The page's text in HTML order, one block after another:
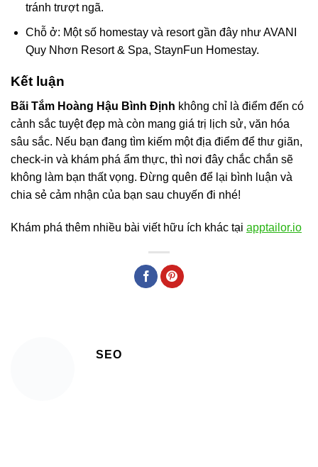
tránh trượt ngã.
Chỗ ở: Một số homestay và resort gần đây như AVANI
Quy Nhơn Resort & Spa, StaynFun Homestay.
Kết luận
Bãi Tắm Hoàng Hậu Bình Định không chỉ là điểm đến có
cảnh sắc tuyệt đẹp mà còn mang giá trị lịch sử, văn hóa
sâu sắc. Nếu bạn đang tìm kiếm một địa điểm để thư giãn,
check-in và khám phá ẩm thực, thì nơi đây chắc chắn sẽ
không làm bạn thất vọng. Đừng quên để lại bình luận và
chia sẻ cảm nhận của bạn sau chuyến đi nhé!
Khám phá thêm nhiều bài viết hữu ích khác tại apptailor.io
SEO